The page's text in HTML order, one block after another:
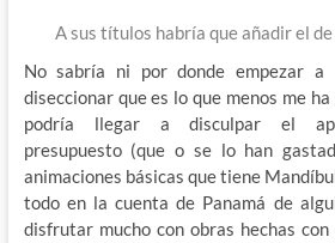
A sus títulos habría que añadir el de
No sabría ni por donde empezar
diseccionar que es lo que menos me
podría llegar a disculpar el
presupuesto (que o se lo han
animaciones básicas que tiene
todo en la cuenta de Panamá de
disfrutar mucho con obras hechas